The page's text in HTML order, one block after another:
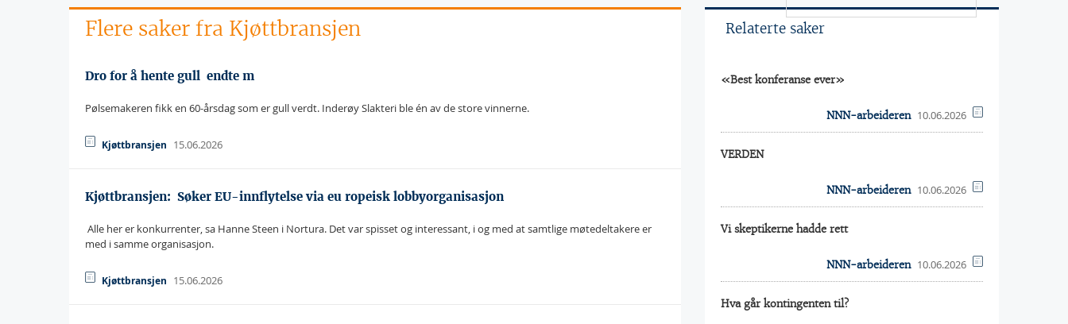
Flere saker fra Kjøttbransjen
Dro for å hente gull  endte m
Pølsemakeren fikk en 60-årsdag som er gull verdt. Inderøy Slakteri ble én av de store vinnerne.
Kjøttbransjen 15.06.2026
Kjøttbransjen:  Søker EU-innflytelse via eu ropeisk lobbyorganisasjon
 Alle her er konkurrenter, sa Hanne Steen i Nortura. Det var spisset og interessant, i og med at samtlige møtedeltakere er
med i samme organisasjon.
Kjøttbransjen 15.06.2026
Relaterte saker
«Best konferanse ever»
NNN-arbeideren 10.06.2026
VERDEN
NNN-arbeideren 10.06.2026
Vi skeptikerne hadde rett
NNN-arbeideren 10.06.2026
Hva går kontingenten til?